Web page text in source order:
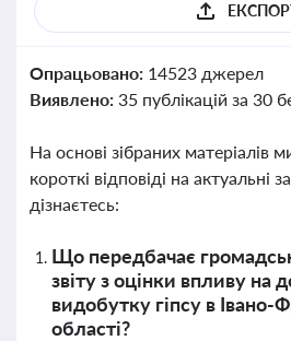
Опрацьовано: 14523 джерел
Виявлено: 35 публікацій за 30
На основі зібраних матеріалів
короткі відповіді на актуальні
дізнаєтесь:
Що передбачає
звіту з оцінки впливу на
видобутку гіпсу в Івано-
області?